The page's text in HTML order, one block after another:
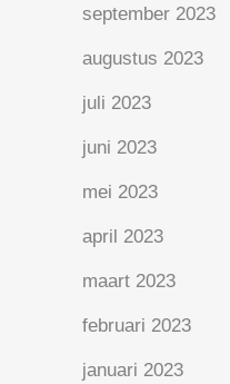
september 2023
augustus 2023
juli 2023
juni 2023
mei 2023
april 2023
maart 2023
februari 2023
januari 2023